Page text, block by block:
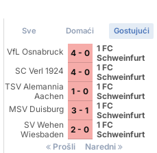
Sve Domaći Gostujući
VfL Osnabruck 4 - 0
1 FC
Schweinfurt
1905
SC Verl 1924 4 - 0
1 FC
Schweinfurt
1905
TSV Alemannia
Aachen
1 - 0
1 FC
Schweinfurt
1905
MSV Duisburg 3 - 1
1 FC
Schweinfurt
1905
SV Wehen
Wiesbaden
2 - 0
1 FC
Schweinfurt
1905
Prošli Naredni